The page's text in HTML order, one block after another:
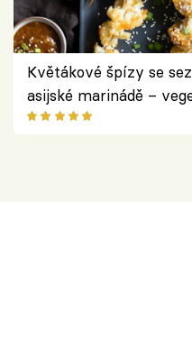
Květákové špízy se
asijské marinádě –
chuťovka z grilu